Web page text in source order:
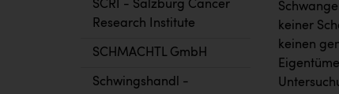
SCRI - Salzburg Cancer
Research Institute
SCHMACHTL GmbH
Schwingshandl -
keiner
keinen